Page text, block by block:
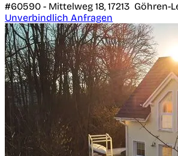
#60590 - Mittelweg 18, 17213 Göhren-
Unverbindlich Anfragen